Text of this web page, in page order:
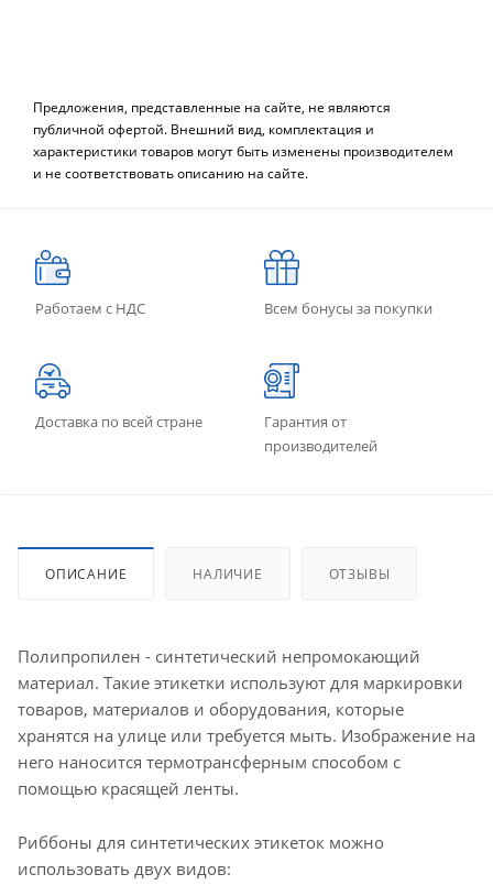
Предложения, представленные на сайте, не являются
публичной офертой. Внешний вид, комплектация и
характеристики товаров могут быть изменены производителем
и не соответствовать описанию на сайте.
Работаем с НДС Всем бонусы за покупки
Доставка по всей стране
Гарантия от
производителей
ОПИСАНИЕ НАЛИЧИЕ ОТЗЫВЫ
Полипропилен - синтетический непромокающий
материал. Такие этикетки используют для маркировки
товаров, материалов и оборудования, которые
хранятся на улице или требуется мыть. Изображение на
него наносится термотрансферным способом с
помощью красящей ленты.
Риббоны для синтетических этикеток можно
использовать двух видов: